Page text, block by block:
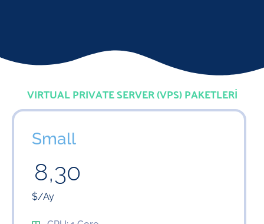
VIRTUAL PRIVATE SERVER (VPS) PAKETLERİ
Small
8,30
$/Ay